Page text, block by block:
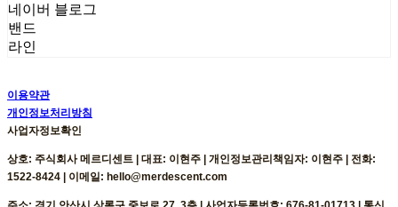
네이버 블로그
밴드
라인
이용약관
개인정보처리방침
사업자정보확인
상호: 주식회사 메르디센트 | 대표: 이현주 | 개인정보관리책임자: 이현주 | 전화:
1522-8424 | 이메일: hello@merdescent.com